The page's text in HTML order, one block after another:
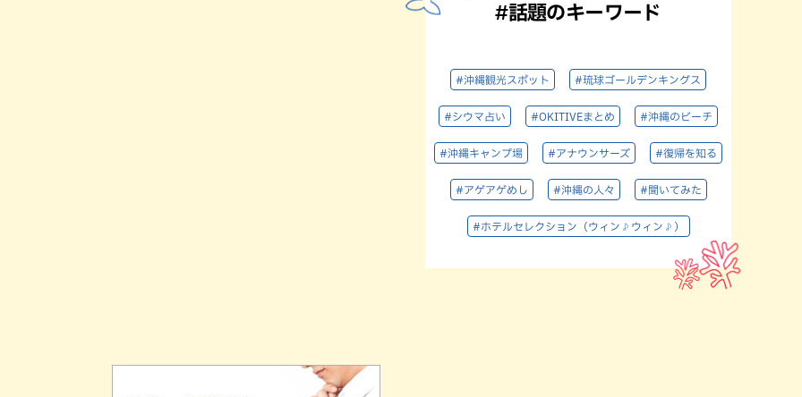
#話題のキーワード
#沖縄観光スポット #琉球ゴールデンキングス
#シウマ占い #OKITIVEまとめ #沖縄のビーチ
#沖縄キャンプ場 #アナウンサーズ #復帰を知る
#アゲアゲめし #沖縄の人々 #聞いてみた
#ホテルセレクション（ウィン♪ウィン♪）